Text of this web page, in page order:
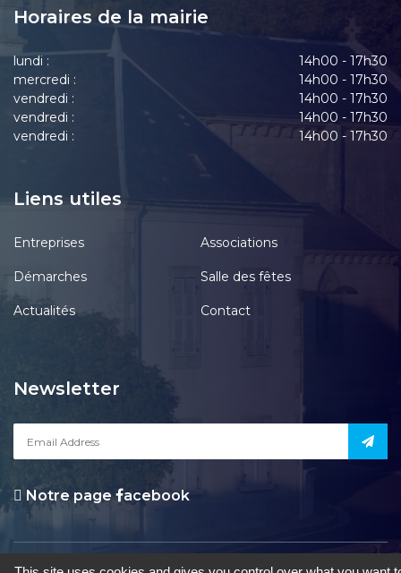
Horaires de la mairie
lundi :
14h00 - 17h30
mercredi :
14h00 - 17h30
vendredi :
14h00 - 17h30
vendredi :
14h00 - 17h30
vendredi :
14h00 - 17h30
Liens utiles
Entreprises Associations
Démarches Salle des fêtes
Actualités Contact
Newsletter
Notre page acebook
le Pont-Chrétien-Chabenet|Mentions Légales|Accessibilité|Une